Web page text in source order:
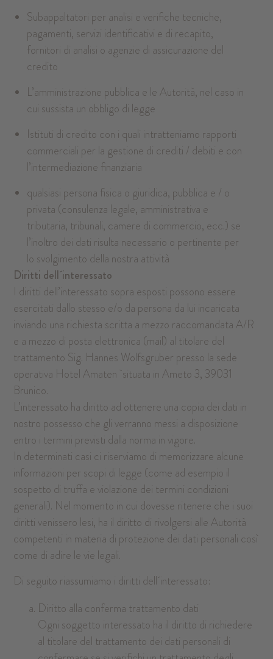
Subappaltatori per analisi e verifiche tecniche,
pagamenti, servizi identificativi e di recapito,
fornitori di analisi o agenzie di assicurazione del
credito
L’amministrazione pubblica e le Autorità, nel caso in
cui sussista un obbligo di legge
Istituti di credito con i quali intratteniamo rapporti
commerciali per la gestione di crediti / debiti e con
l’intermediazione finanziaria
qualsiasi persona fisica o giuridica, pubblica e / o
privata (consulenza legale, amministrativa e
tributaria, tribunali, camere di commercio, ecc.) se
l’inoltro dei dati risulta necessario o pertinente per
lo svolgimento della nostra attività
Diritti dell´interessato
I diritti dell’interessato sopra esposti possono essere
esercitati dallo stesso e/o da persona da lui incaricata
inviando una richiesta scritta a mezzo raccomandata A/R
e a mezzo di posta elettronica (mail) al titolare del
trattamento Sig. Hannes Wolfsgruber presso la sede
operativa Hotel Amaten situata in Ameto 3, 39031
Brunico.
L’interessato ha diritto ad ottenere una copia dei dati in
nostro possesso che gli verranno messi a disposizione
entro i termini previsti dalla norma in vigore.
In determinati casi ci riserviamo di memorizzare alcune
informazioni per scopi di legge (come ad esempio il
sospetto di truffa e violazione dei termini condizioni
generali). Nel momento in cui dovesse ritenere che i suoi
diritti venissero lesi, ha il diritto di rivolgersi alle Autorità
competenti in materia di protezione dei dati personali così
come di adire le vie legali.
Di seguito riassumiamo i diritti dell´interessato:
Diritto alla conferma trattamento dati
Ogni soggetto interessato ha il diritto di richiedere
al titolare del trattamento dei dati personali di